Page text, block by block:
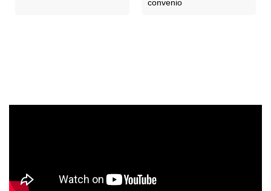
convenio